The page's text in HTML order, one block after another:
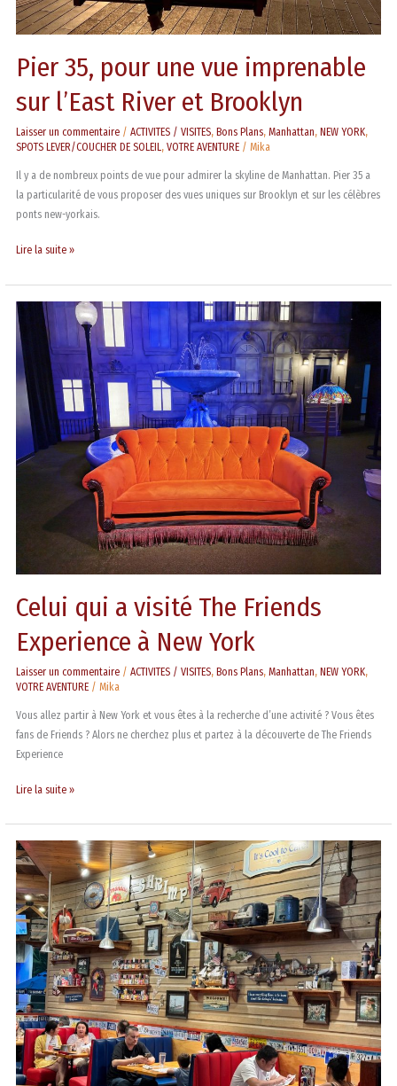
Pier 35, pour une vue imprenable
sur l’East River et Brooklyn
Laisser un commentaire /ACTIVITES / VISITES, Bons Plans,Manhattan, NEW YORK,
SPOTS LEVER/COUCHER DE SOLEIL,VOTRE AVENTURE /Mika
Il y a de nombreux points de vue pour admirer la skyline de Manhattan. Pier 35 a
la particularité de vous proposer des vues uniques sur Brooklyn et sur les célèbres
ponts new-yorkais.
Lire la suite »
Celui qui a visité The Friends
Experience à New York
Laisser un commentaire /ACTIVITES / VISITES,Bons Plans,Manhattan,NEW YORK,
VOTRE AVENTURE /Mika
Vous allez partir à New York et vous êtes à la recherche d’une activité ? Vous êtes
fans de Friends ? Alors ne cherchez plus et partez à la découverte de The Friends
Experience
Celui
qui
visité
The
Friends
Experience
New
Lire la suite »
Bubba
Gump
:
l’univers
culinaire
inspiré
de
Forrest
Gump